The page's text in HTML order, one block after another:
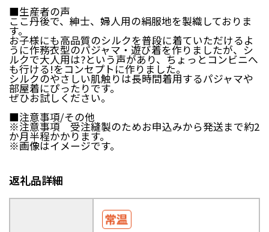
高梁市（岡山県） 瀬戸内市（岡山県）
四国エリア
小豆島町（香川県）松山市（愛媛県）
東温市（愛媛県）砥部町（愛媛県）
壱岐市（長崎県）西海市（長崎県）
宇城市（熊本県）指宿市（鹿児島県）
■生産者の声
ここ丹後で、紳士、婦人用の絹服地を製織しておりま
す。
お子様にも高品質のシルクを普段に着ていただけるよ
うに作務衣型のパジャマ・遊び着を作りましたが、シ
ルクで大人用は?という声があり、ちょっとコンビニへ
も行ける!をコンセプトに作りました。
シルクのやさしい肌触りは長時間着用するパジャマや
部屋着にぴったりです。
ぜひお試しください。
■注意事項/その他
※注意事項 受注縫製のためお申込みから発送まで約2
か月半程かかります。
※画像はイメージです。
返礼品詳細